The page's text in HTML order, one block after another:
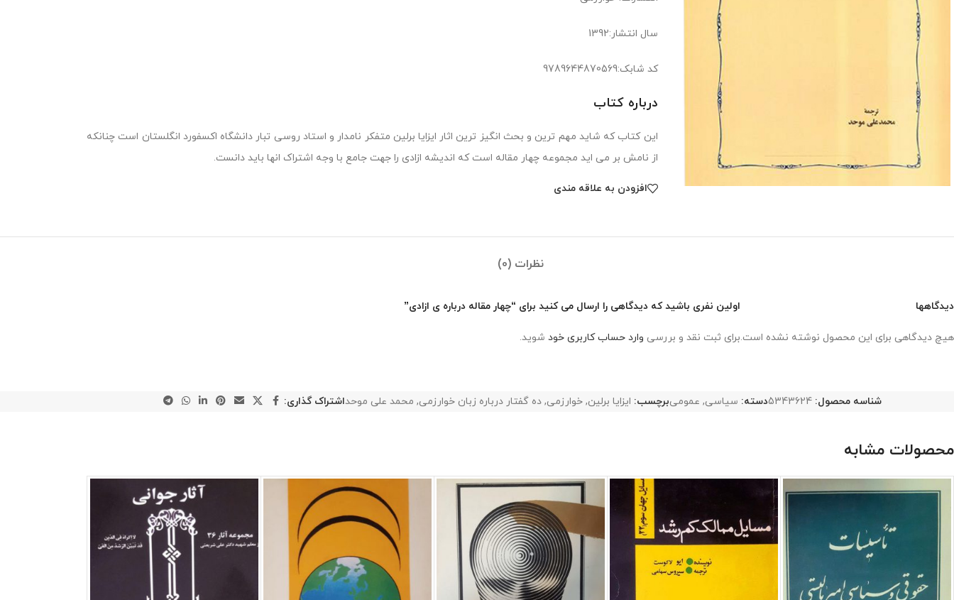
سال انتشار:1392
کد شابک:9789644870569
درباره کتاب
این کتاب که شاید مهم ترین و بحث انگیز ترین اثار ایزایا برلین متفکر نامدار و استاد روسی تبار دانشگاه اکسفورد انگلستان است چنانکه
از نامش بر می اید مجموعه چهار مقاله است که اندیشه ازادی را جهت جامع با وجه اشتراک انها باید دانست.
افزودن به علاقه مندی
نظرات (0)
دیدگاهها
هیچ دیدگاهی برای این محصول نوشته نشده است.
اولین نفری باشید که دیدگاهی را ارسال می کنید برای “چهار مقاله درباره ی ازادی”
برای ثبت نقد و بررسی وارد حساب کاربری خود شوید.
شناسه محصول: 5343624دسته: سیاسی, عمومیبرچسب: ایزایا برلین, خوارزمی, ده گفتار درباره زبان خوارزمی, محمد علی موحداشتراک گذاری:
محصولات مشابه